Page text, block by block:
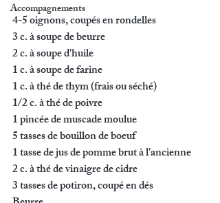
Accompagnements
4-5 oignons, coupés en rondelles
3 c. à soupe de beurre
2 c. à soupe d'huile
1 c. à soupe de farine
1 c. à thé de thym (frais ou séché)
1/2 c. à thé de poivre
1 pincée de muscade moulue
5 tasses de bouillon de boeuf
1 tasse de jus de pomme brut à l'ancienne
2 c. à thé de vinaigre de cidre
3 tasses de potiron, coupé en dés